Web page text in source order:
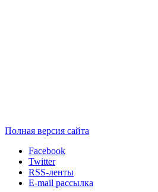
Полная версия сайта
Facebook
Twitter
RSS-ленты
E-mail рассылка